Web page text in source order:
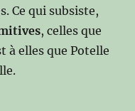
Ce qui subsiste,
, celles que
à elles que Potelle